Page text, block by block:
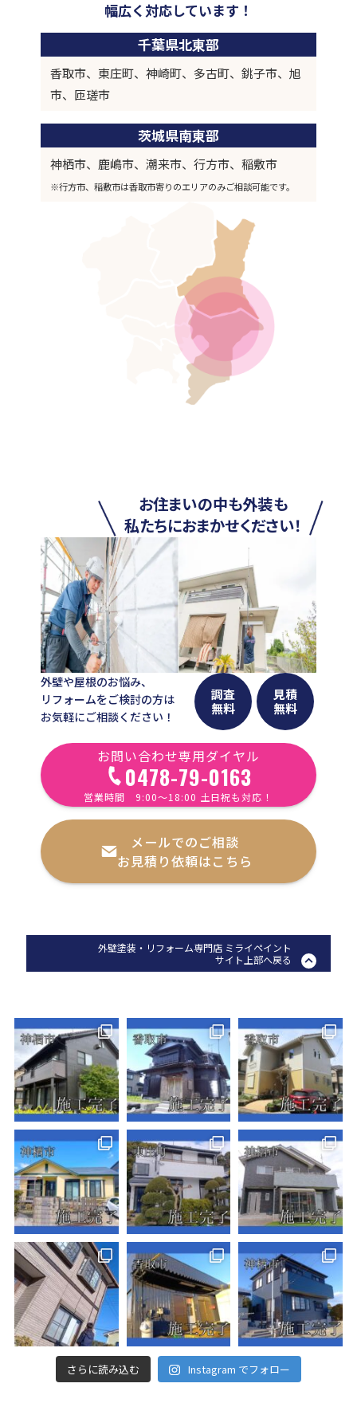
幅広く対応しています！
千葉県北東部
香取市、東庄町、神崎町、多古町、銚子市、旭
市、匝瑳市
茨城県南東部
神栖市、鹿嶋市、潮来市、行方市、稲敷市
※行方市、稲敷市は香取市寄りのエリアのみご相談可能です。
お住まいの中も外装も
私たちにおまかせください！
外壁や屋根のお悩み、
リフォームをご検討の方は
お気軽にご相談ください！
調査
無料
見積
無料
お問い合わせ専用ダイヤル
0478-79-0163
営業時間 9:00〜18:00 土日祝も対応！
メールでのご相談
お見積り依頼はこちら
外壁塗装・リフォーム専門店 ミライペイント
サイト上部へ戻る
さらに読み込む Instagram でフォロー